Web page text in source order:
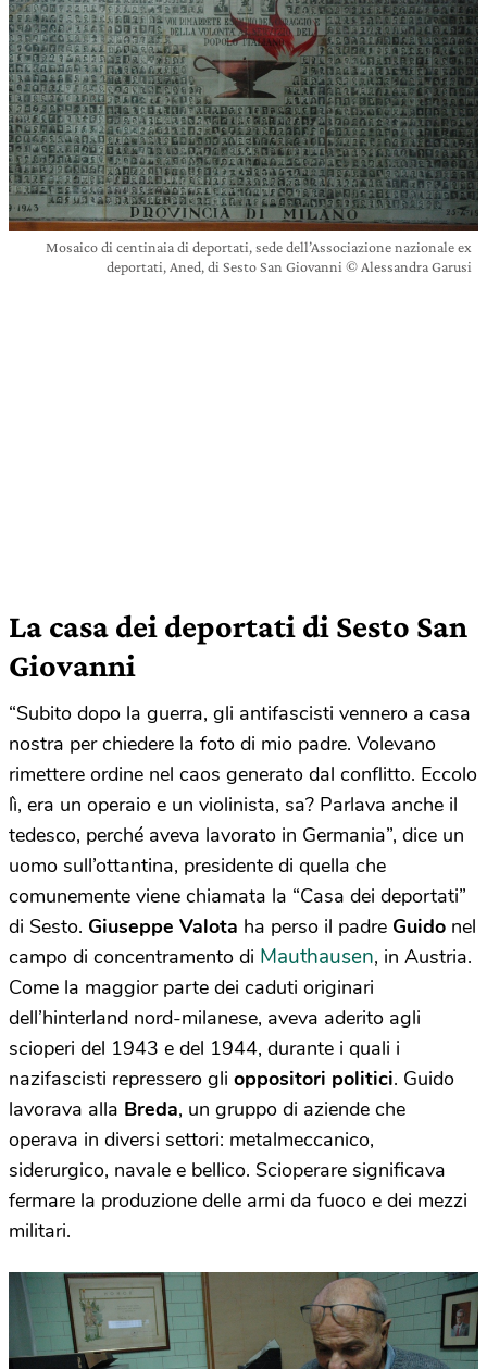
Mosaico di centinaia di deportati, sede dell’Associazione nazionale ex
deportati, Aned, di Sesto San Giovanni © Alessandra Garusi
La casa dei deportati di Sesto San
Giovanni
“Subito dopo la guerra, gli antifascisti vennero a casa
nostra per chiedere la foto di mio padre. Volevano
rimettere ordine nel caos generato dal conflitto. Eccolo
lì, era un operaio e un violinista, sa? Parlava anche il
tedesco, perché aveva lavorato in Germania”, dice un
uomo sull’ottantina, presidente di quella che
comunemente viene chiamata la “Casa dei deportati”
di Sesto. Giuseppe Valota ha perso il padre Guido nel
campo di concentramento di Mauthausen, in Austria.
Come la maggior parte dei caduti originari
dell’hinterland nord-milanese, aveva aderito agli
scioperi del 1943 e del 1944, durante i quali i
nazifascisti repressero gli oppositori politici. Guido
lavorava alla Breda, un gruppo di aziende che
operava in diversi settori: metalmeccanico,
siderurgico, navale e bellico. Scioperare significava
fermare la produzione delle armi da fuoco e dei mezzi
militari.